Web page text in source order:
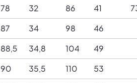
78 32 86 41
87 34 98
46
88,5 34,8 104
49
90 35,5 110
53